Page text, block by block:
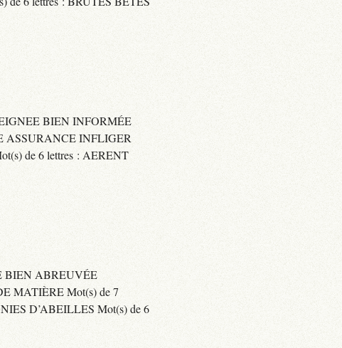
BIEN INFORMÉE
ASSURANCE INFLIGER
de 6 lettres : AERENT
BIEN ABREUVÉE
MATIÈRE Mot(s) de 7
D’ABEILLES Mot(s) de 6